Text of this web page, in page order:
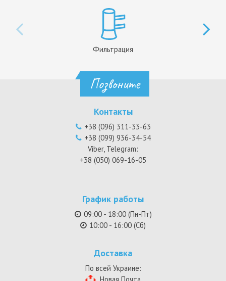
Фильтрация
Позвоните
Контакты
+38 (096) 311-33-63
+38 (099) 936-34-54
Viber, Telegram:
+38 (050) 069-16-05
График работы
09:00 - 18:00 (Пн-Пт)
10:00 - 16:00 (Сб)
Доставка
По всей Украине: